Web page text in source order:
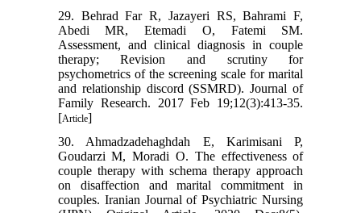
29. Behrad Far R, Jazayeri RS, Bahrami F,
Abedi MR, Etemadi O, Fatemi SM.
Assessment, and clinical diagnosis in couple
therapy; Revision and scrutiny for
psychometrics of the screening scale for marital
and relationship discord (SSMRD). Journal of
Family Research. 2017 Feb 19;12(3):413-35.
[Article]
30. Ahmadzadehaghdah E, Karimisani P,
Goudarzi M, Moradi O. The effectiveness of
couple therapy with schema therapy approach
on disaffection and marital commitment in
couples. Iranian Journal of Psychiatric Nursing